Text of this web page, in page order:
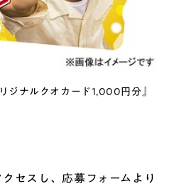
ジナルクオカード1,000円分』
セスし、応募フォームより